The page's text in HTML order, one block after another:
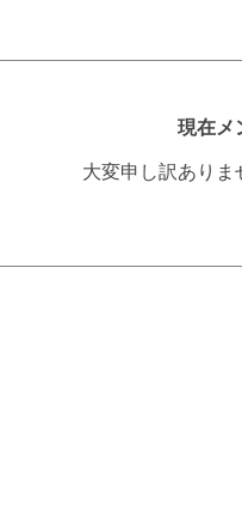
現在メ
大変申し訳あり